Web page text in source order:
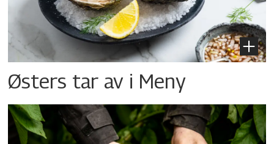
Østers tar av i Meny